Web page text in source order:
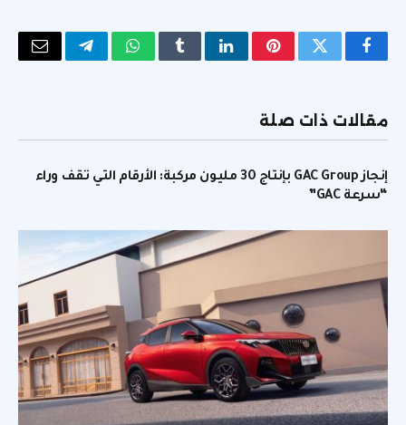
فيسبوكتويتر بينتيريستلينكدإنTumblrواتسابتيلقرامالبريد
مقالات ذات صلة
إنجاز GAC Group بإنتاج 30 مليون مركبة: الأرقام التي تقف وراء
“سرعة GAC”